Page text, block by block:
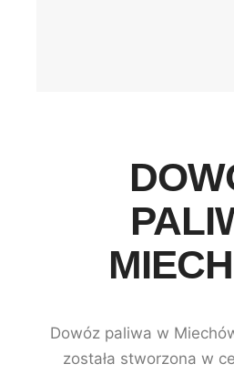
Dowóz paliwa w
została stworzona w